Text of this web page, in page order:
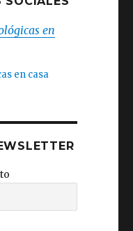
en